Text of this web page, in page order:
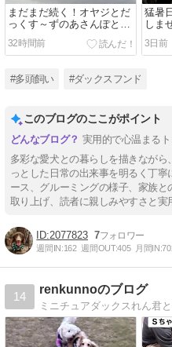
まだまだ続く！オヤジとだ
っくす～ずのあさんぽとい
う名のお散歩
32時間前
猛暑
しま
夏の
3日前
#多頭飼い #ダックスフンド
このブログのここがポイント
実用的で心温まる
多彩な愛犬との暮らしを描きなが
っとした日常の出来事を明るく丁
ース、グルーミングの様子、家族
取り上げ、読者に親しみやすさと実
2077823 7
週間IN:162 週間OUT:405 月間IN:
14
renkunnoのブログ
ミニチュアダックスれん君